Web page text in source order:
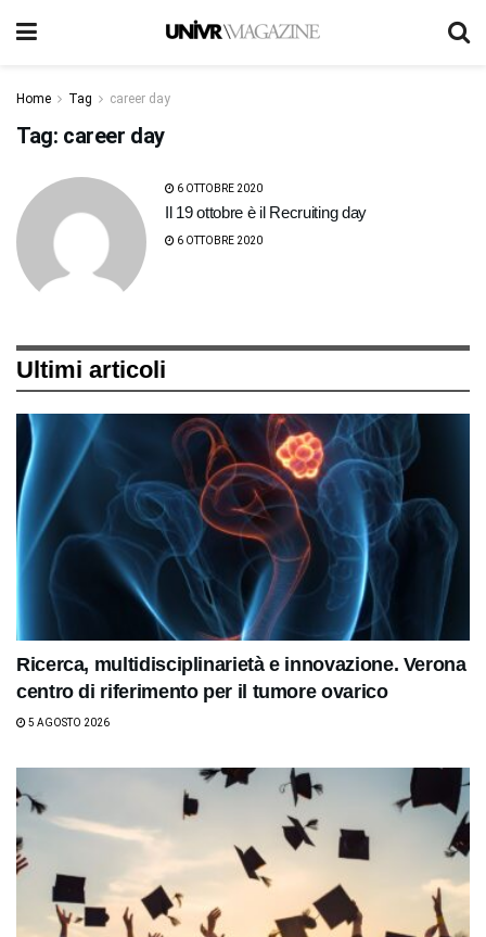
Home Tag career day
Tag: career day
6 OTTOBRE 2020
Il 19 ottobre è il Recruiting day
6 OTTOBRE 2020
Ultimi articoli
Ricerca, multidisciplinarietà e innovazione. Verona
centro di riferimento per il tumore ovarico
5 AGOSTO 2026